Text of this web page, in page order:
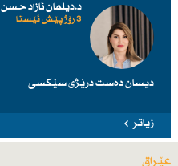
د.دیلمان ئازاد حسن
3 رۆژ پێش ئێستا
دیسان دەست درێژی سێكسی
زیاتر
عێراق